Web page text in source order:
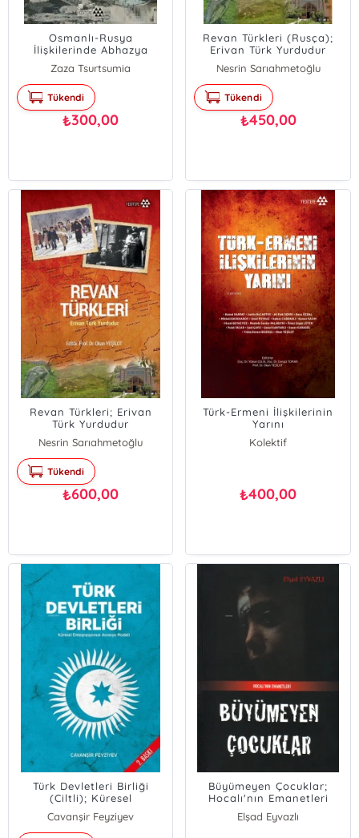
Osmanlı-Rusya
İlişkilerinde Abhazya
Zaza Tsurtsumia
Tükendi
₺300,00
Revan Türkleri (Rusça);
Erivan Türk Yurdudur
Nesrin Sarıahmetoğlu
Okan Yeşilot
Hayri Çapraz
Hatem Cabbarlı
Tükendi
₺450,00
Revan Türkleri; Erivan
Türk Yurdudur
Nesrin Sarıahmetoğlu
Okan Yeşilot
Hayri Çapraz
Hatem Cabbarlı
Tükendi
₺600,00
Türk-Ermeni İlişkilerinin
Yarını
Kolektif
₺400,00
Türk Devletleri Birliği
(Ciltli); Küresel
Entegrasyonun Avrasya
Modeli
Cavanşir Feyziyev
Büyümeyen Çocuklar;
Hocalı'nın Emanetleri
Elşad Eyvazlı